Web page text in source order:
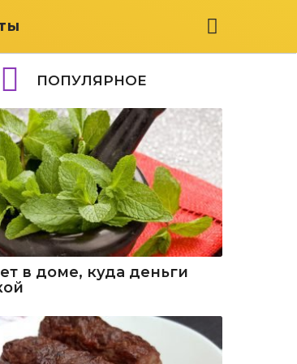
ПОПУЛЯРНОЕ
в доме, куда деньги